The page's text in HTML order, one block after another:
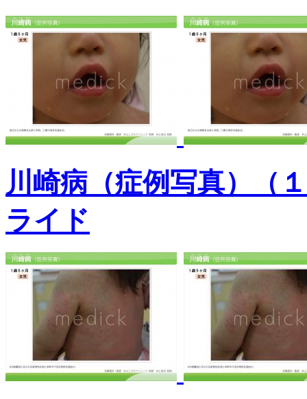
川崎病（症例写真）（
ライド